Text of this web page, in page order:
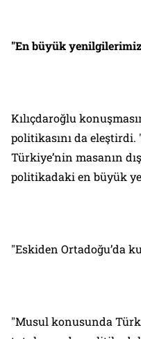
"En büyük
Kılıçdaroğlu
politikasını da
Türkiye’nin masanın
politikadaki en büyük
"Eskiden Ortadoğu’da
"Musul konusunda